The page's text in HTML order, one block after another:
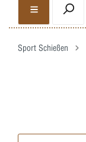
Sport Schießen